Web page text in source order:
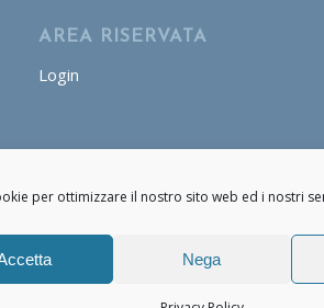
per ottimizzare il nostro sito web ed i nostri
Nega
AREA RISERVATA
Login
Login